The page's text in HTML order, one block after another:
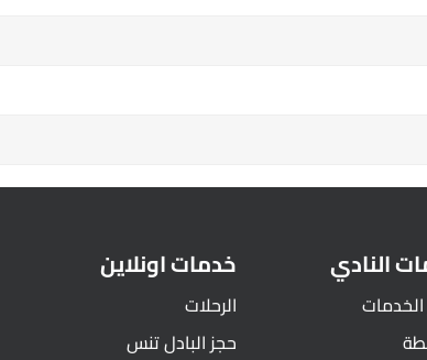
النادي خدمات اونلاين
الرحلات
حجز البادل تنس